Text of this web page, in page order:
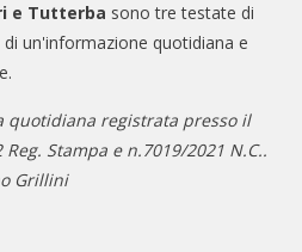
e Tutterba sono tre testate di
un'informazione quotidiana e
quotidiana registrata presso il
Stampa e n.7019/2021 N.C..
Grillini